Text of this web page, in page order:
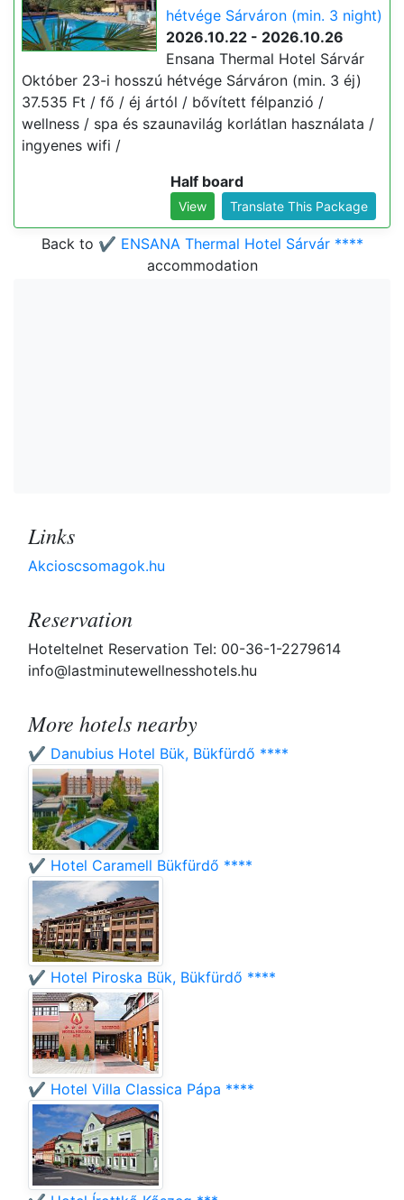
hétvége Sárváron (min. 3 night)
2026.10.22 - 2026.10.26
Ensana Thermal Hotel Sárvár
Október 23-i hosszú hétvége Sárváron (min. 3 éj)
37.535 Ft / fő / éj ártól / bővített félpanzió /
wellness / spa és szaunavilág korlátlan használata /
ingyenes wifi /
Half board
View Translate This Package
Back to ✔️ ENSANA Thermal Hotel Sárvár ****
accommodation
Links
Akcioscsomagok.hu
Reservation
Hoteltelnet Reservation Tel: 00-36-1-2279614
info@lastminutewellnesshotels.hu
More hotels nearby
✔️ Danubius Hotel Bük, Bükfürdő ****
✔️ Hotel Caramell Bükfürdő ****
✔️ Hotel Piroska Bük, Bükfürdő ****
✔️ Hotel Villa Classica Pápa ****